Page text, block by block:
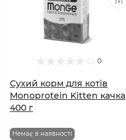
0
Сухий корм для котів
Monoprotein Kitten качка
400 г
Немає в наявності